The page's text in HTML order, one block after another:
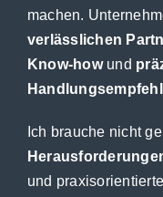
machen.
verlässlichen
Know-how und
Ich brauche nicht
und praxisorientierte